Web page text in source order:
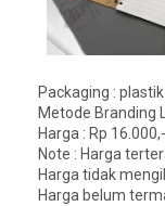
Packaging : plastik
Metode Branding
Harga : Rp
Note : Harga
Harga tidak
Harga belum